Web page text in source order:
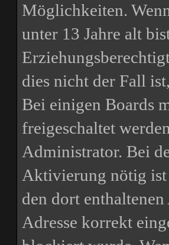
Möglichkeiten.
unter 13 Jahre alt
dies nicht der Fall
Bei einigen Boards
freigeschaltet
Administrator. Bei
Aktivierung nötig ist
den dort
Adresse korrekt